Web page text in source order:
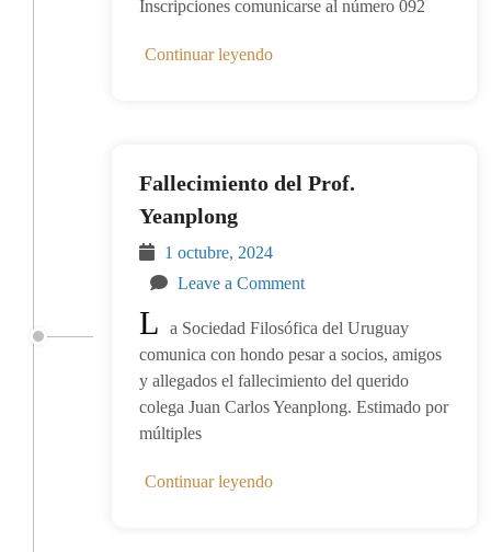
Inscripciones comunicarse al número 092
Continuar leyendo
Fallecimiento del Prof.
Yeanplong
1 octubre, 2024
Leave a Comment
L
a Sociedad Filosófica del Uruguay
comunica con hondo pesar a socios, amigos
y allegados el fallecimiento del querido
colega Juan Carlos Yeanplong. Estimado por
múltiples
Continuar leyendo